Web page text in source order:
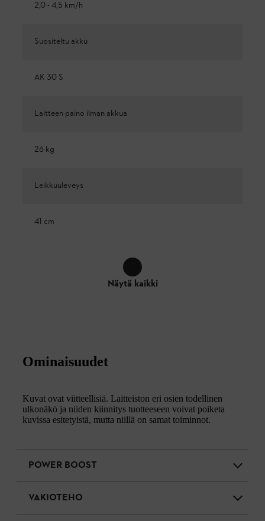
2,0 - 4,5 km/h
Suositeltu akku
AK 30 S
Laitteen paino ilman akkua
26 kg
Leikkuuleveys
41 cm
Näytä kaikki
Ominaisuudet
Kuvat ovat viitteellisiä. Laitteiston eri osien todellinen
ulkonäkö ja niiden kiinnitys tuotteeseen voivat poiketa
kuvissa esitetyistä, mutta niillä on samat toiminnot.
POWER BOOST
VAKIOTEHO